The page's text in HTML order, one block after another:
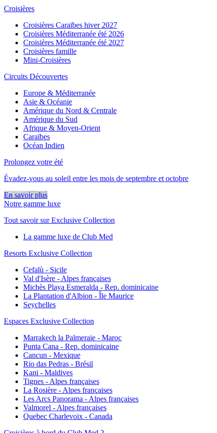
Croisières
Croisières Caraïbes hiver 2027
Croisières Méditerranée été 2026
Croisières Méditerranée été 2027
Croisières famille
Mini-Croisières
Circuits Découvertes
Europe & Méditerranée
Asie & Océanie
Amérique du Nord & Centrale
Amérique du Sud
Afrique & Moyen-Orient
Caraïbes
Océan Indien
Prolongez votre été
Évadez-vous au soleil entre les mois de septembre et octobre
En savoir plus
Notre gamme luxe
Tout savoir sur Exclusive Collection
La gamme luxe de Club Med
Resorts Exclusive Collection
Cefalù - Sicile
Val d'Isère - Alpes françaises
Michès Playa Esmeralda - Rep. dominicaine
La Plantation d'Albion - Île Maurice
Seychelles
Espaces Exclusive Collection
Marrakech la Palmeraie - Maroc
Punta Cana - Rep. dominicaine
Cancun - Mexique
Rio das Pedras - Brésil
Kani - Maldives
Tignes - Alpes françaises
La Rosière - Alpes françaises
Les Arcs Panorama - Alpes françaises
Valmorel - Alpes françaises
Quebec Charlevoix - Canada